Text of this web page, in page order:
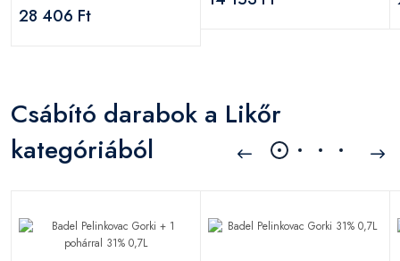
28 406 Ft
Csábító darabok a Likőr
kategóriából